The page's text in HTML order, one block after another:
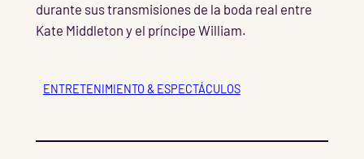
durante sus transmisiones de la boda real entre
Kate Middleton y el príncipe William.
ENTRETENIMIENTO & ESPECTÁCULOS